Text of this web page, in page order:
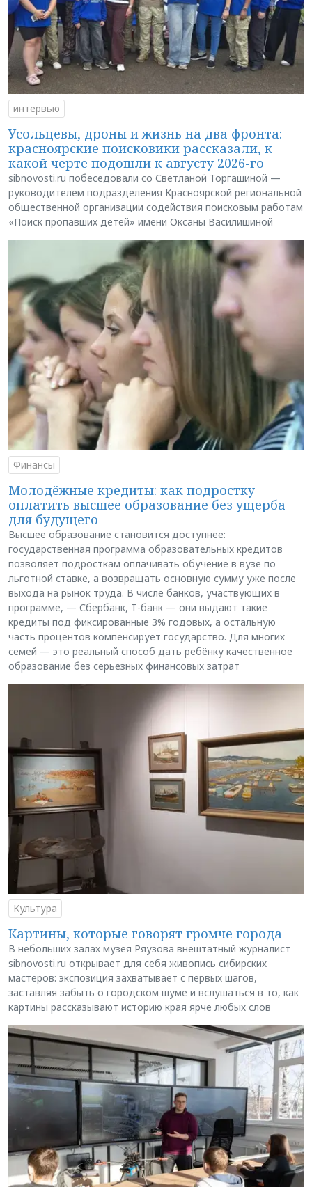
интервью
Усольцевы, дроны и жизнь на два фронта:
красноярские поисковики рассказали, к
какой черте подошли к августу 2026-го
sibnovosti.ru побеседовали со Светланой Торгашиной —
руководителем подразделения Красноярской региональной
общественной организации содействия поисковым работам
«Поиск пропавших детей» имени Оксаны Василишиной
Финансы
Молодёжные кредиты: как подростку
оплатить высшее образование без ущерба
для будущего
Высшее образование становится доступнее:
государственная программа образовательных кредитов
позволяет подросткам оплачивать обучение в вузе по
льготной ставке, а возвращать основную сумму уже после
выхода на рынок труда. В числе банков, участвующих в
программе, — Сбербанк, Т-банк — они выдают такие
кредиты под фиксированные 3% годовых, а остальную
часть процентов компенсирует государство. Для многих
семей — это реальный способ дать ребёнку качественное
образование без серьёзных финансовых затрат
Культура
Картины, которые говорят громче города
В небольших залах музея Ряузова внештатный журналист
sibnovosti.ru открывает для себя живопись сибирских
мастеров: экспозиция захватывает с первых шагов,
заставляя забыть о городском шуме и вслушаться в то, как
картины рассказывают историю края ярче любых слов